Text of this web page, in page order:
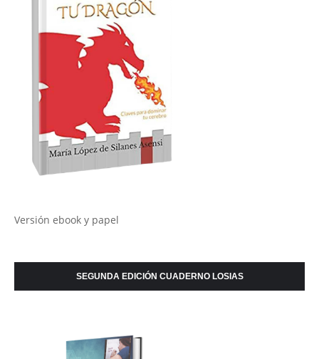
Versión ebook y papel
SEGUNDA EDICIÓN CUADERNO LOSIAS